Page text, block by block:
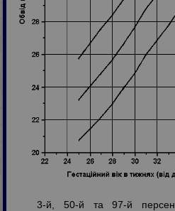
3-й, 50-й та 97-й